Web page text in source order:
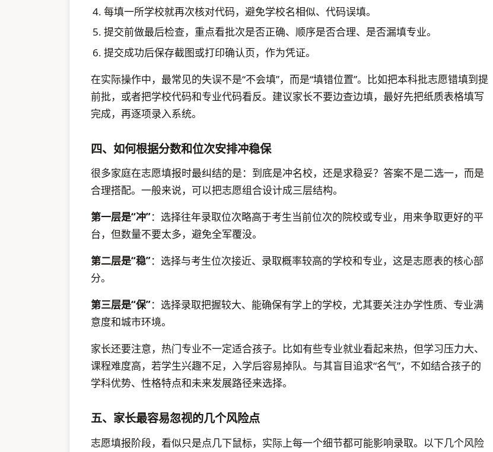
每填一所学校就再次核对代码，避免学校名相似、代码误填。
提交前做最后检查，重点看批次是否正确、顺序是否合理、是否漏填专业。
提交成功后保存截图或打印确认页，作为凭证。
在实际操作中，最常见的失误不是“不会填”，而是“填错位置”。比如把本科批志愿错填到提
前批，或者把学校代码和专业代码看反。建议家长不要边查边填，最好先把纸质表格填写
完成，再逐项录入系统。
四、如何根据分数和位次安排冲稳保
很多家庭在志愿填报时最纠结的是：到底是冲名校，还是求稳妥？答案不是二选一，而是
合理搭配。一般来说，可以把志愿组合设计成三层结构。
第一层是“冲”：选择往年录取位次略高于考生当前位次的院校或专业，用来争取更好的平
台，但数量不要太多，避免全军覆没。
第二层是“稳”：选择与考生位次接近、录取概率较高的学校和专业，这是志愿表的核心部
分。
第三层是“保”：选择录取把握较大、能确保有学上的学校，尤其要关注办学性质、专业满
意度和城市环境。
家长还要注意，热门专业不一定适合孩子。比如有些专业就业看起来热，但学习压力大、
课程难度高，若学生兴趣不足，入学后容易掉队。与其盲目追求“名气”，不如结合孩子的
学科优势、性格特点和未来发展路径来选择。
五、家长最容易忽视的几个风险点
志愿填报阶段，看似只是点几下鼠标，实际上每一个细节都可能影响录取。以下几个风险